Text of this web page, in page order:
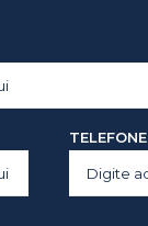
TELEFONE